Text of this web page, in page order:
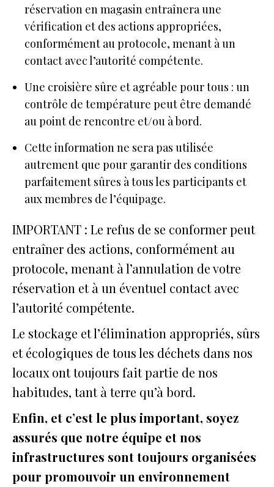
réservation en magasin entraînera une
vérification et des actions appropriées,
conformément au protocole, menant à un
contact avec l’autorité compétente.
Une croisière sûre et agréable pour tous : un
contrôle de température peut être demandé
au point de rencontre et/ou à bord.
Cette information ne sera pas utilisée
autrement que pour garantir des conditions
parfaitement sûres à tous les participants et
aux membres de l’équipage.
IMPORTANT : Le refus de se conformer peut
entraîner des actions, conformément au
protocole, menant à l’annulation de votre
réservation et à un éventuel contact avec
l’autorité compétente.
Le stockage et l’élimination appropriés, sûrs
et écologiques de tous les déchets dans nos
locaux ont toujours fait partie de nos
habitudes, tant à terre qu’à bord.
Enfin, et c’est le plus important, soyez
assurés que notre équipe et nos
infrastructures sont toujours organisées
pour promouvoir un environnement